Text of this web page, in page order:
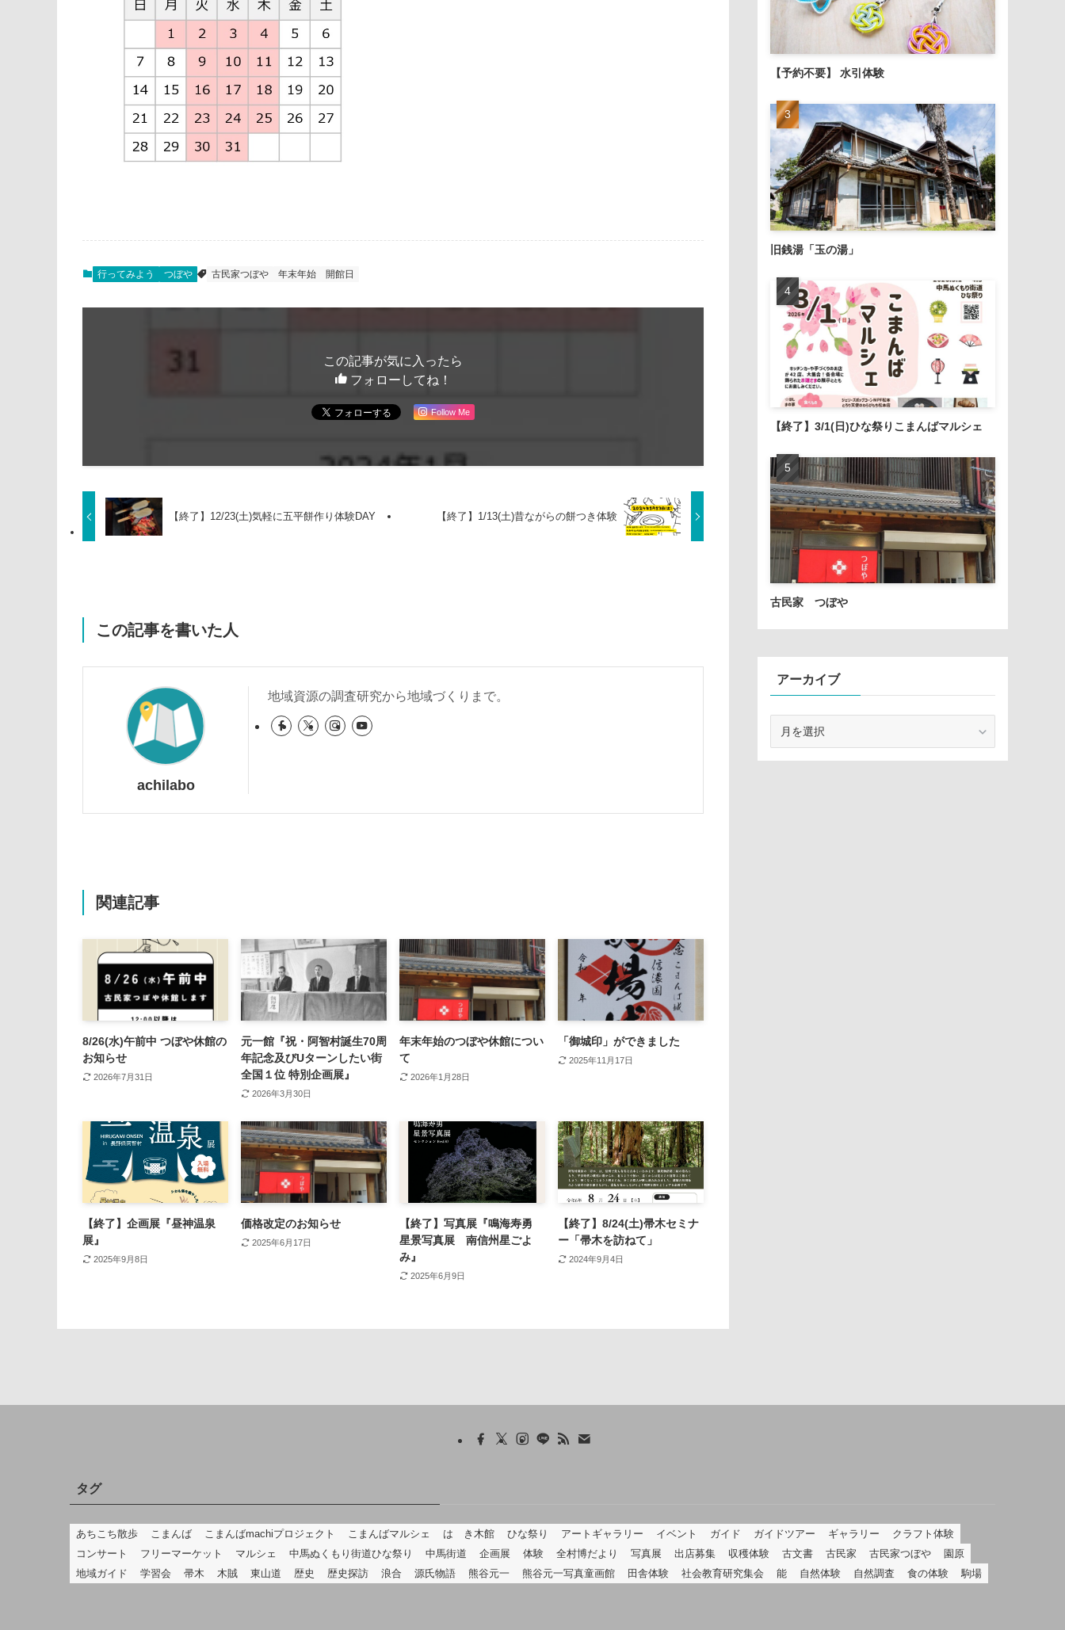
行ってみよう つぼや 古民家つぼや 年末年始 開館日
この記事が気に入ったら
フォローしてね！
Follow Me
【終了】12/23(土)気軽に五平餅作り体験DAY 【終了】1/13(土)昔ながらの餅つき体験
この記事を書いた人
achilabo
地域資源の調査研究から地域づくりまで。
関連記事
8/26(水)午前中 つぼや休館の
お知らせ
2026年7月31日
元一館『祝・阿智村誕生70周
年記念及びUターンしたい街
全国１位 特別企画展』
2026年3月30日
年末年始のつぼや休館につい
て
2026年1月28日
「御城印」ができました
2025年11月17日
【終了】企画展『昼神温泉
展』
2025年9月8日
価格改定のお知らせ
2025年6月17日
【終了】写真展『鳴海寿勇
星景写真展 南信州星ごよ
み』
2025年6月9日
【終了】8/24(土)帚木セミナ
ー「帚木を訪ねて」
2024年9月4日
【予約不要】 水引体験
旧銭湯「玉の湯」
【終了】3/1(日)ひな祭りこまんばマルシェ
古民家 つぼや
アーカイブ
カ
タグ
あちこち散歩 こまんば こまんばmachiプロジェクト こまんばマルシェ はゝき木館 ひな祭り アートギャラリー イベント ガイド ガイドツアー ギャラリー
クラフト体験
コンサート
フリーマーケット マルシェ 中馬ぬくもり街道ひな祭り 中馬街道 企画展 体験 全村博だより 写真展 出店募集 収穫体験 古文書 古民家 古民家つぼや
園原
地域ガイド
学習会 帚木 木賊 東山道 歴史 歴史探訪 浪合 源氏物語 熊谷元一 熊谷元一写真童画館 田舎体験 社会教育研究集会 能 自然体験 自然調査 食の体験 駒場